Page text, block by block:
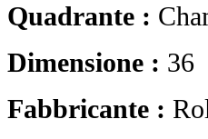
Quadrante :
Dimensione : 36
Fabbricante :